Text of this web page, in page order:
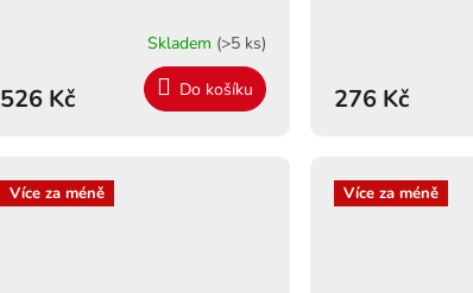
Skladem (>5 ks)
526 Kč Do košíku 276 Kč
Více za méně Více za méně